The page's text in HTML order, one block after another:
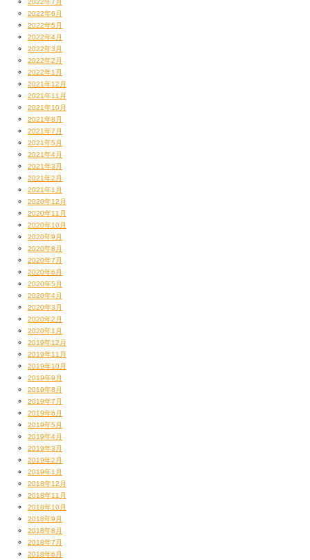
2022年6月
2022年5月
2022年4月
2022年3月
2022年2月
2022年1月
2021年12月
2021年11月
2021年10月
2021年8月
2021年7月
2021年5月
2021年4月
2021年3月
2021年2月
2021年1月
2020年12月
2020年11月
2020年10月
2020年9月
2020年8月
2020年7月
2020年6月
2020年5月
2020年4月
2020年3月
2020年2月
2020年1月
2019年12月
2019年11月
2019年10月
2019年9月
2019年8月
2019年7月
2019年6月
2019年5月
2019年4月
2019年3月
2019年2月
2019年1月
2018年12月
2018年11月
2018年10月
2018年9月
2018年8月
2018年7月
2018年6月